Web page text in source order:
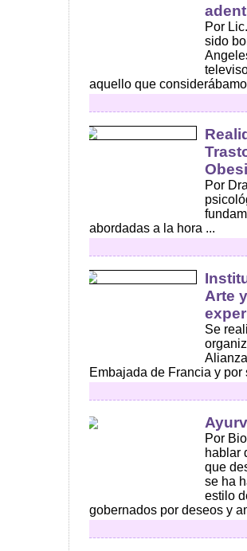
Por
sido
aquello que
Por
abordadas a la hora ...
Arte
Se
Embajada de Francia y por
Por
hablar
que
se ha
estilo
gobernados por deseos y